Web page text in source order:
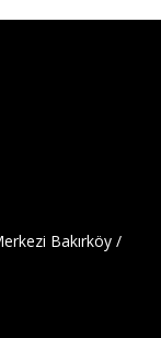
Bakırköy /